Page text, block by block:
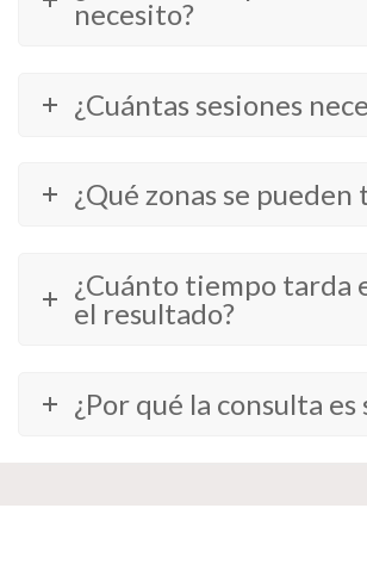
necesito?
¿Cuántas sesiones
¿Qué zonas se
¿Cuánto tiempo tarda
el resultado?
¿Por qué la consulta es